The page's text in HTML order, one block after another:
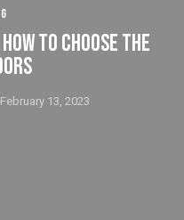
TO CHOOSE THE
February 13, 2023